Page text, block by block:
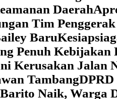
Daerah
Tim
Baru
Penuh Kebijakan
Kerusakan Jalan
Tambang
Naik, Warga